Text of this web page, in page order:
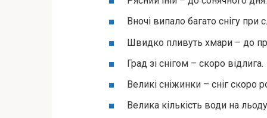
Вночі випало багато снігу
Швидко пливуть хмари – до
Град зі снігом – скоро відлига.
Великі сніжинки – сніг скоро
Велика кількість води на